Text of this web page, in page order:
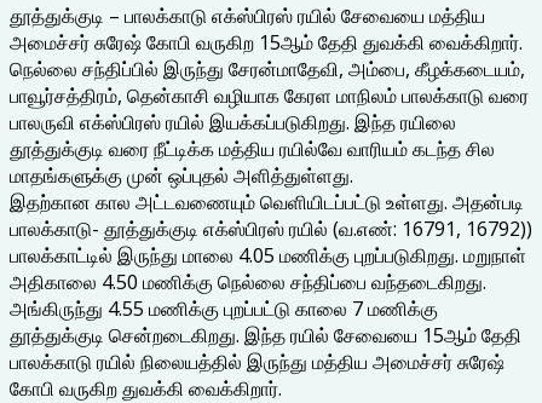
தூத்துக்குடி – பாலக்காடு எக்ஸ்பிரஸ் ரயில் சேவையை மத்திய
அமைச்சர் சுரேஷ் கோபி வருகிற 15ஆம் தேதி துவக்கி வைக்கிறார்.
நெல்லை சந்திப்பில் இருந்து சேரன்மாதேவி, அம்பை, கீழக்கடையம்,
பாவூர்சத்திரம், தென்காசி வழியாக கேரள மாநிலம் பாலக்காடு வரை
பாலருவி எக்ஸ்பிரஸ் ரயில் இயக்கப்படுகிறது. இந்த ரயிலை
தூத்துக்குடி வரை நீட்டிக்க மத்திய ரயில்வே வாரியம் கடந்த சில
மாதங்களுக்கு முன் ஒப்புதல் அளித்துள்ளது.
இதற்கான கால அட்டவணையும் வெளியிடப்பட்டு உள்ளது. அதன்படி
பாலக்காடு- தூத்துக்குடி எக்ஸ்பிரஸ் ரயில் (வ.எண்: 16791, 16792))
பாலக்காட்டில் இருந்து மாலை 4.05 மணிக்கு புறப்படுகிறது. மறுநாள்
அதிகாலை 4.50 மணிக்கு நெல்லை சந்திப்பை வந்தடைகிறது.
அங்கிருந்து 4.55 மணிக்கு புறப்பட்டு காலை 7 மணிக்கு
தூத்துக்குடி சென்றடைகிறது. இந்த ரயில் சேவையை 15ஆம் தேதி
பாலக்காடு ரயில் நிலையத்தில் இருந்து மத்திய அமைச்சர் சுரேஷ்
கோபி வருகிற துவக்கி வைக்கிறார்.